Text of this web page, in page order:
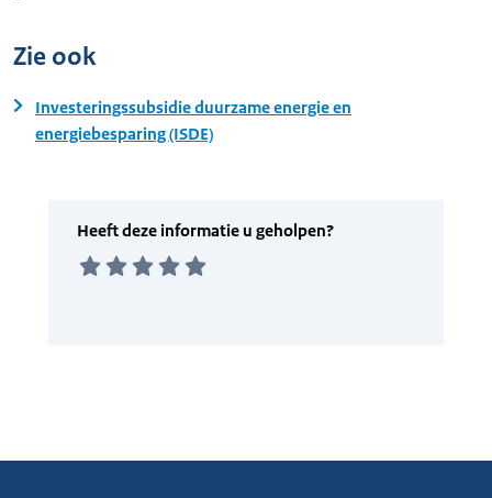
Zie ook
Investeringssubsidie duurzame energie en
energiebesparing (ISDE)